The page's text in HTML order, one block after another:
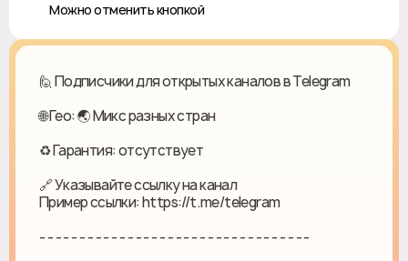
❎ Можно отменить кнопкой
🙋 Подписчики для открытых каналов в Telegram
🌐 Гео: 🌏 Микс разных стран
♻ Гарантия: отсутствует
🔗 Указывайте ссылку на канал
Пример ссылки: https://t.me/telegram
- - - - - - - - - - - - - - - - - - - - - - - - - - - - - - - - - -